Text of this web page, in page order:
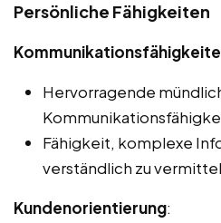
Persönliche Fähigkeiten
Hervorragende
Fähigkeit, komplexe
verständlich zu
Kundenorientierung: